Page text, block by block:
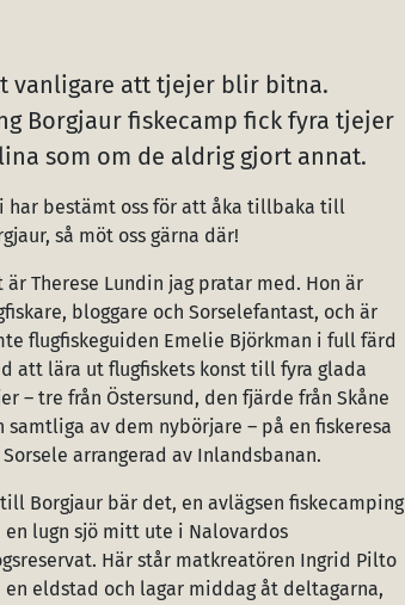
vanligare att tjejer blir bitna.
Borgjaur fiskecamp fick fyra tjejer
som om de aldrig gjort annat.
har bestämt oss för att åka tillbaka till
så möt oss gärna där!
är Therese Lundin jag pratar med. Hon är
bloggare och Sorselefantast, och är
flugfiskeguiden Emelie Björkman i full färd
att lära ut flugfiskets konst till fyra glada
– tre från Östersund, den fjärde från Skåne
samtliga av dem nybörjare – på en fiskeresa
arrangerad av Inlandsbanan.
Borgjaur bär det, en avlägsen fiskecamping
en lugn sjö mitt ute i Nalovardos
Här står matkreatören Ingrid Pilto
en eldstad och lagar middag åt deltagarna,